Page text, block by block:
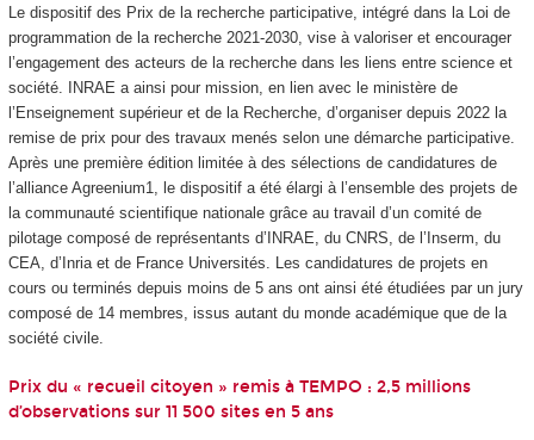
Le dispositif des Prix de la recherche participative, intégré dans la Loi de
programmation de la recherche 2021-2030, vise à valoriser et encourager
l’engagement des acteurs de la recherche dans les liens entre science et
société. INRAE a ainsi pour mission, en lien avec le ministère de
l’Enseignement supérieur et de la Recherche, d’organiser depuis 2022 la
remise de prix pour des travaux menés selon une démarche participative.
Après une première édition limitée à des sélections de candidatures de
l’alliance Agreenium1, le dispositif a été élargi à l’ensemble des projets de
la communauté scientifique nationale grâce au travail d’un comité de
pilotage composé de représentants d’INRAE, du CNRS, de l’Inserm, du
CEA, d’Inria et de France Universités. Les candidatures de projets en
cours ou terminés depuis moins de 5 ans ont ainsi été étudiées par un jury
composé de 14 membres, issus autant du monde académique que de la
société civile.
Prix du « recueil citoyen » remis à TEMPO : 2,5 millions
d’observations sur 11 500 sites en 5 ans